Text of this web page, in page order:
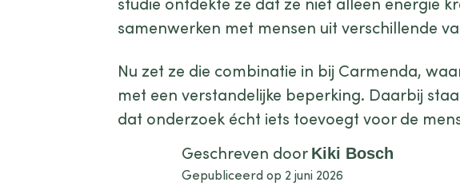
samenwerken met mensen uit verschillende
Nu zet ze die combinatie in bij Carmenda,
met een verstandelijke beperking. Daarbij
dat onderzoek écht iets toevoegt voor de
Geschreven door Kiki Bosch
Gepubliceerd op 2 juni 2026